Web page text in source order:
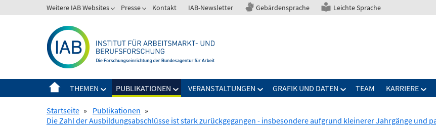
zum
Weitere IAB Websites Presse Kontakt IAB-Newsletter Gebärdensprache Leichte Sprache
THEMEN PUBLIKATIONEN VERANSTALTUNGEN GRAFIK UND DATEN TEAM KARRIERE
Startseite » Publikationen »
Die Zahl der Ausbildungsabschlüsse ist stark zurückgegangen - insbesondere aufgrund kleinerer Jahrgänge und